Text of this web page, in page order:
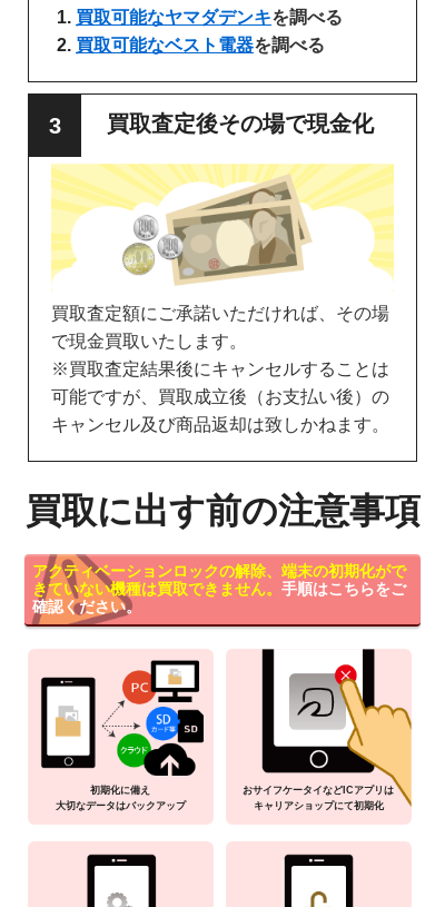
買取可能なヤマダデンキを調べる
買取可能なベスト電器を調べる
買取査定後その場で現金化
買取査定額にご承諾いただければ、その場
で現金買取いたします。
※買取査定結果後にキャンセルすることは
可能ですが、買取成立後（お支払い後）の
キャンセル及び商品返却は致しかねます。
買取に出す前の注意事項
アクティベーションロックの解除、端末の初期化がで
きていない機種は買取できません。 手順はこちらをご
確認ください。
初期化に備え
大切なデータはバックアップ
おサイフケータイなどICアプリは
キャリアショップにて初期化